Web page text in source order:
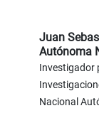
Juan
Autónoma
Investigador
Nacional